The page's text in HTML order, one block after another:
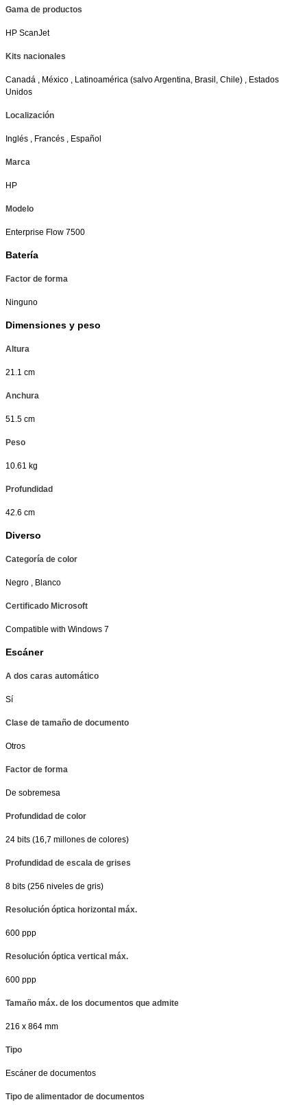
Gama de productos
HP ScanJet
Kits nacionales
Canadá , México , Latinoamérica (salvo Argentina, Brasil, Chile) , Estados
Unidos
Localización
Inglés , Francés , Español
Marca
HP
Modelo
Enterprise Flow 7500
Batería
Factor de forma
Ninguno
Dimensiones y peso
Altura
21.1 cm
Anchura
51.5 cm
Peso
10.61 kg
Profundidad
42.6 cm
Diverso
Categoría de color
Negro , Blanco
Certificado Microsoft
Compatible with Windows 7
Escáner
A dos caras automático
Sí
Clase de tamaño de documento
Otros
Factor de forma
De sobremesa
Profundidad de color
24 bits (16,7 millones de colores)
Profundidad de escala de grises
8 bits (256 niveles de gris)
Resolución óptica horizontal máx.
600 ppp
Resolución óptica vertical máx.
600 ppp
Tamaño máx. de los documentos que admite
216 x 864 mm
Tipo
Escáner de documentos
Tipo de alimentador de documentos